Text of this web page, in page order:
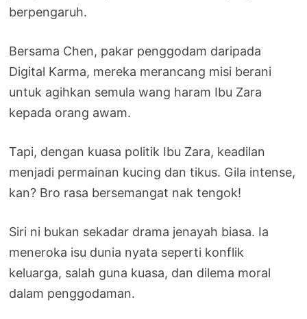
berpengaruh.
Bersama Chen, pakar penggodam daripada
Digital Karma, mereka merancang misi berani
untuk agihkan semula wang haram Ibu Zara
kepada orang awam.
Tapi, dengan kuasa politik Ibu Zara, keadilan
menjadi permainan kucing dan tikus. Gila intense,
kan? Bro rasa bersemangat nak tengok!
Siri ni bukan sekadar drama jenayah biasa. Ia
meneroka isu dunia nyata seperti konflik
keluarga, salah guna kuasa, dan dilema moral
dalam penggodaman.